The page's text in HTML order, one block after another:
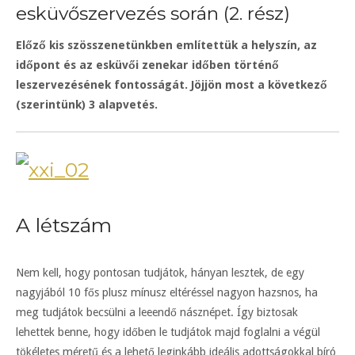
esküvőszervezés során (2. rész)
Előző kis szösszenetünkben említettük a helyszín, az
időpont és az esküvői zenekar időben történő
leszervezésének fontosságát. Jöjjön most a következő
(szerintünk) 3 alapvetés.
A létszám
Nem kell, hogy pontosan tudjátok, hányan lesztek, de egy
nagyjából 10 fős plusz mínusz eltéréssel nagyon hazsnos, ha
meg tudjátok becsülni a leeendő násznépet. Így biztosak
lehettek benne, hogy időben le tudjátok majd foglalni a végül
tökéletes méretű és a lehető leginkább ideális adottságokkal bíró